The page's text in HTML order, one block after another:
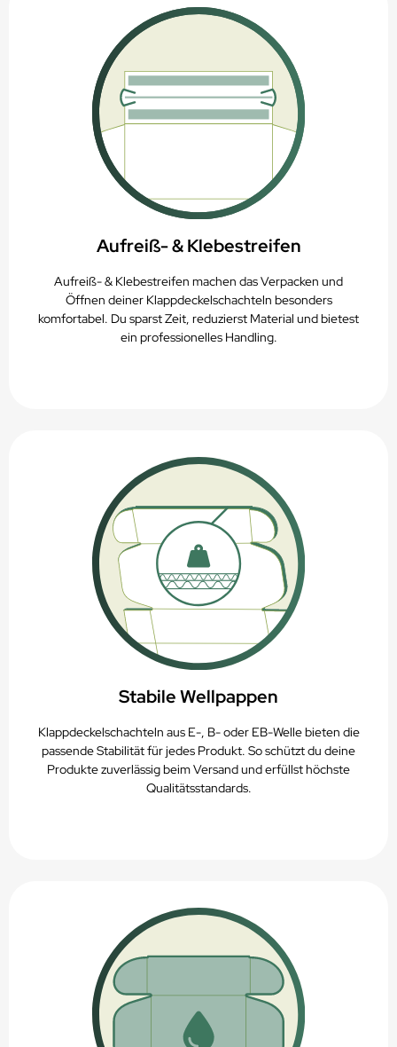
Aufreiß- & Klebestreifen
Aufreiß- & Klebestreifen machen das Verpacken und
Öffnen deiner Klappdeckelschachteln besonders
komfortabel. Du sparst Zeit, reduzierst Material und bietest
ein professionelles Handling.
Stabile Wellpappen
Klappdeckelschachteln aus E-, B- oder EB-Welle bieten die
passende Stabilität für jedes Produkt. So schützt du deine
Produkte zuverlässig beim Versand und erfüllst höchste
Qualitätsstandards.